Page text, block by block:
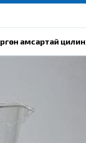
Өргөн амсартай